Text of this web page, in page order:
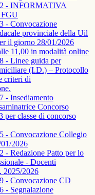
- INFORMATIVA
- Convocazione
provinciale della Uil
il giorno 28/01/2026
11,00 in modalità online
- Linee guida per
(I.D.) – Protocollo
criteri di
- Insediamento
Concorso
per classe di concorso
- Convocazione Collegio
2026
- Redazione Patto per lo
- Docenti
2025/2026
- Convocazione CD
- Segnalazione